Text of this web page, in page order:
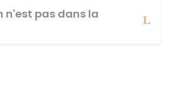
n'est pas dans la